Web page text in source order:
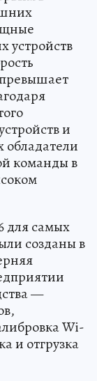
устройств
и
обладатели
команды в
для самых
созданы в
—
Wi-
и отгрузка